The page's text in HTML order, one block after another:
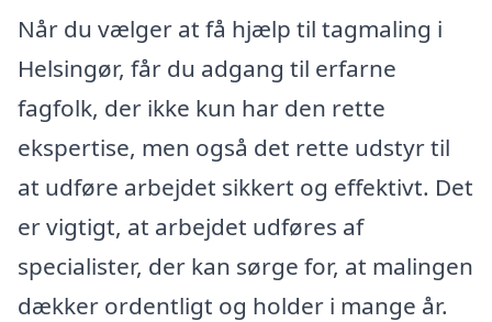
Når du vælger at få hjælp til tagmaling i
Helsingør, får du adgang til erfarne
fagfolk, der ikke kun har den rette
ekspertise, men også det rette udstyr til
at udføre arbejdet sikkert og effektivt. Det
er vigtigt, at arbejdet udføres af
specialister, der kan sørge for, at malingen
dækker ordentligt og holder i mange år.